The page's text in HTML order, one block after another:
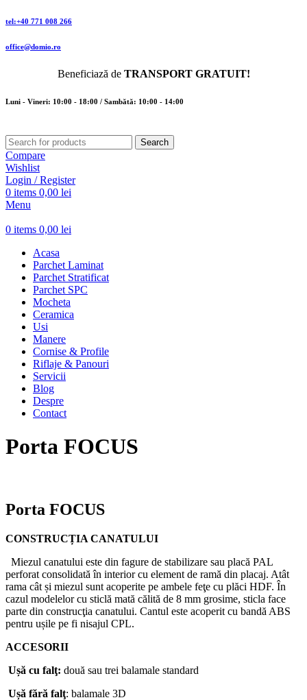
tel:+40 771 008 266
office@domio.ro
Beneficiază de TRANSPORT GRATUIT!
Luni - Vineri: 10:00 - 18:00 / Sambătă: 10:00 - 14:00
Search
Compare
Wishlist
Login / Register
0 items 0,00 lei
Menu
0 items 0,00 lei
Acasa
Parchet Laminat
Parchet Stratificat
Parchet SPC
Mocheta
Ceramica
Usi
Manere
Cornise & Profile
Riflaje & Panouri
Servicii
Blog
Despre
Contact
Porta FOCUS
Porta FOCUS
CONSTRUCȚIA CANATULUI
Miezul canatului este din fagure de stabilizare sau placă PAL
perforat consolidată în interior cu element de ramă din placaj. Atât
rama cât și miezul sunt acoperite pe ambele feţe cu plăci HDF. În
cazul modelelor cu sticlă mată călită de 8 mm grosime, sticla face
parte din construcţia canatului. Cantul este acoperit cu bandă ABS
pentru ușile pe fi nisajul CPL.
ACCESORII
Ușă cu falţ: două sau trei balamale standard
Ușă fără falţ: balamale 3D